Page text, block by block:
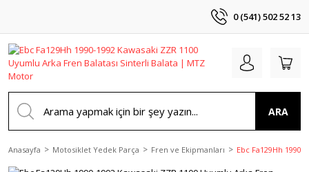
0 (541) 502 52 13
ARA
Anasayfa Motosiklet Yedek Parça Fren ve Ekipmanları Ebc Fa129Hh